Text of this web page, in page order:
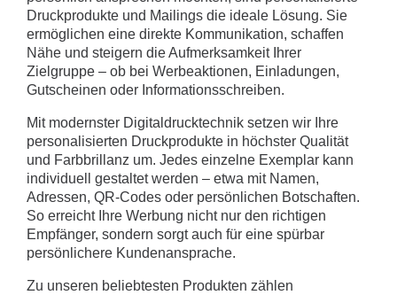
Druckprodukte und Mailings die ideale Lösung. Sie
ermöglichen eine direkte Kommunikation, schaffen
Nähe und steigern die Aufmerksamkeit Ihrer
Zielgruppe – ob bei Werbeaktionen, Einladungen,
Gutscheinen oder Informationsschreiben.
Mit modernster Digitaldrucktechnik setzen wir Ihre
personalisierten Druckprodukte in höchster Qualität
und Farbbrillanz um. Jedes einzelne Exemplar kann
individuell gestaltet werden – etwa mit Namen,
Adressen, QR-Codes oder persönlichen Botschaften.
So erreicht Ihre Werbung nicht nur den richtigen
Empfänger, sondern sorgt auch für eine spürbar
persönlichere Kundenansprache.
Zu unseren beliebtesten Produkten zählen